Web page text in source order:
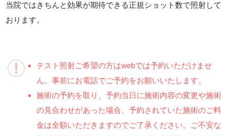
当院ではきちんと効果が期待できる正規ショット数で照射して
おります。
テスト照射ご希望の方はwebでは予約いただけませ
ん。事前にお電話でご予約をお願いいたします。
施術の予約を取り、予約当日に施術内容の変更や施術
の見合わせがあった場合、予約されていた施術のご料
金は全額いただきますのでご了承ください。ご不安な